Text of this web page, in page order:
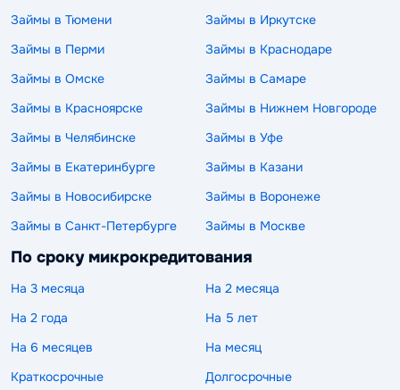
Займы в Тюмени
Займы в Иркутске
Займы в Перми
Займы в Краснодаре
Займы в Омске
Займы в Самаре
Займы в Красноярске
Займы в Нижнем Новгороде
Займы в Челябинске
Займы в Уфе
Займы в Екатеринбурге
Займы в Казани
Займы в Новосибирске
Займы в Воронеже
Займы в Санкт-Петербурге
Займы в Москве
По сроку микрокредитования
На 3 месяца
На 2 месяца
На 2 года
На 5 лет
На 6 месяцев
На месяц
Краткосрочные
Долгосрочные